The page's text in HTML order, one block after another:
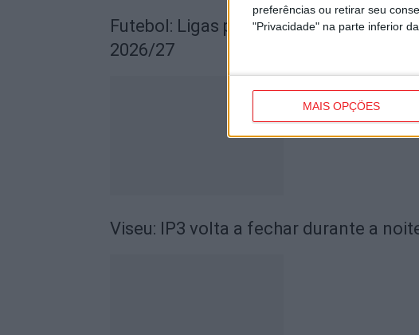
preferências ou retirar seu
"Privacidade" na parte inferior da
MAIS OPÇÕES
Futebol: Ligas profissionais com novas
2026/27
Viseu: IP3 volta a fechar durante a